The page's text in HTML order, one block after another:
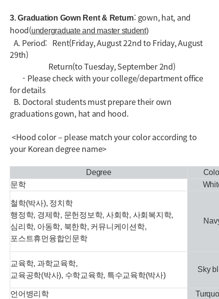
3. Graduation Gown Rent & Return: gown, hat, and
hood(undergraduate and master student)
A. Period: Rent(Friday, August 22nd to Friday, August
29th)
Return(to Tuesday, September 2nd)
- Please check with your college/department office
for details
B. Doctoral students must prepare their own
graduations gown, hat and hood.
<Hood color – please match your color according to
your Korean degree name>
Degree
문학
철학(박사), 정치학
행정학, 경제학, 문헌정보학, 사회학, 사회복지학,
심리학, 아동학, 북한학, 커뮤니케이션학,
포스트휴먼융합인문학
교육학, 과학교육학,
교육공학(박사), 수학교육학, 특수교육학(박사)
Sky
언어병리학